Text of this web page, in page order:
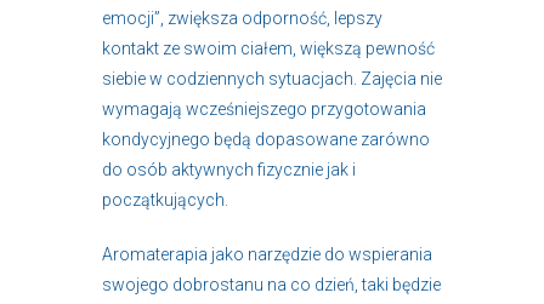
emocji”, zwiększa odporność, lepszy
kontakt ze swoim ciałem, większą pewność
siebie w codziennych sytuacjach. Zajęcia nie
wymagają wcześniejszego przygotowania
kondycyjnego będą dopasowane zarówno
do osób aktywnych fizycznie jak i
początkujących.
Aromaterapia jako narzędzie do wspierania
swojego dobrostanu na co dzień, taki będzie